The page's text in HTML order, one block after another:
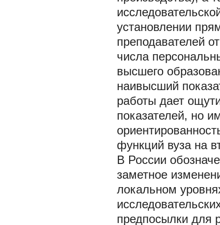
установлении
преподавателей
числа
высшего
наивысший
работы дает
показателей, но
функций вуза на
В России
заметное
локальном
предпосылки для